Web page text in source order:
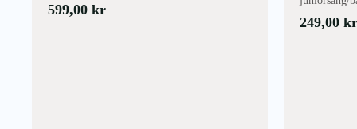
599,00 kr
249,00kr